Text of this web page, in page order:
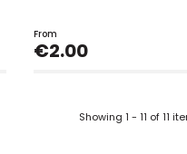
From
Price
€2.00
Showing 1 - 11 of 11